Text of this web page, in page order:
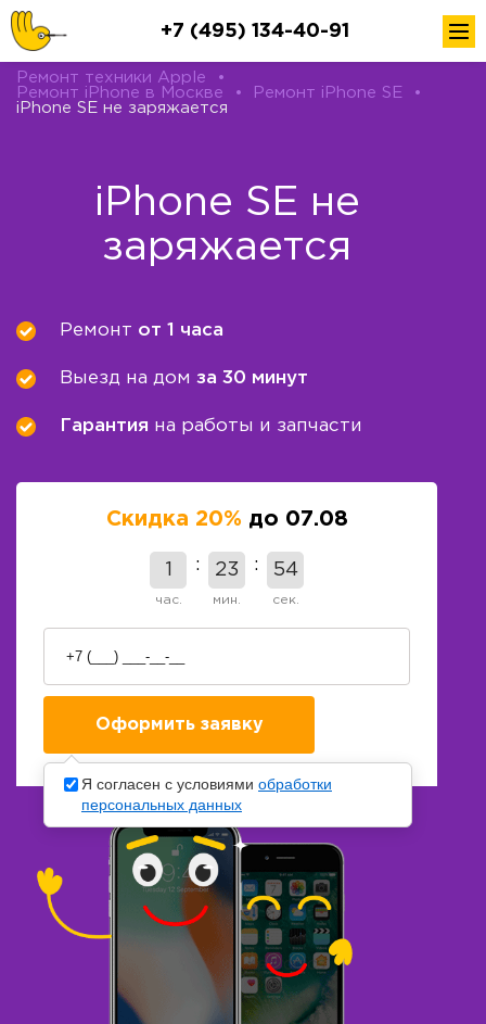
+7 (495) 134-40-91
Ремонт техники Apple
•
Ремонт iPhone в Москве
• Ремонт iPhone SE
•
iPhone SE не заряжается
iPhone SE не
заряжается
Ремонт от 1 часа
Выезд на дом за 30 минут
Гарантия на работы и запчасти
Скидка 20% до 07.08
1
час.
23
мин.
54
сек.
Я согласен с условиями обработки
персональных данных